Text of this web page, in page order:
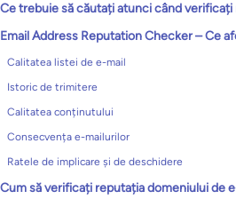
Ce trebuie să căutați atunci când
Email Address Reputation Checker – Ce
Calitatea listei de e-mail
Istoric de trimitere
Calitatea conținutului
Consecvența e-mailurilor
Ratele de implicare și de deschidere
Cum să verificați reputația domeniului de